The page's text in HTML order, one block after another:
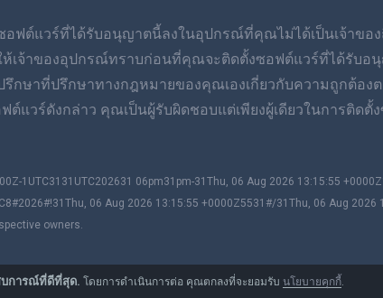
บการณ์ที่ดีที่สุด. โดยการดำเนินการต่อ คุณตกลงที่จะยอมรับ นโยบายคุกกี้.
ฟต์แวร์ที่ได้รับอนุญาตนี้ลงในอุปกรณ์ที่คุณไม่ได้เป็นเจ้าของ
จ้าของอุปกรณ์ทราบก่อนที่คุณจะติดตั้งซอฟต์แวร์ที่ได้รับอ
กษาที่ปรึกษาทางกฎหมายของคุณเองเกี่ยวกับความถูกต้อ
แวร์ดังกล่าว คุณเป็นผู้รับผิดชอบแต่เพียงผู้เดียวในการติด
1UTC3131UTC202631 06pm31pm-31Thu, 06 Aug 2026 13:15:55
06 Aug 2026 13:15:55 +0000Z5531#/31Thu, 06 Aug 2026
owners.